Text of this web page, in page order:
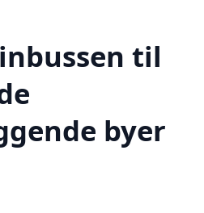
til
byer